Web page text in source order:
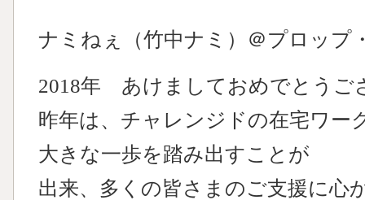
ナミねぇ（竹中ナミ）＠プロッ
2018年 あけましておめでとうご
昨年は、チャレンジドの在宅ワー
大きな一歩を踏み出すことが
出来、多くの皆さまのご支援に心